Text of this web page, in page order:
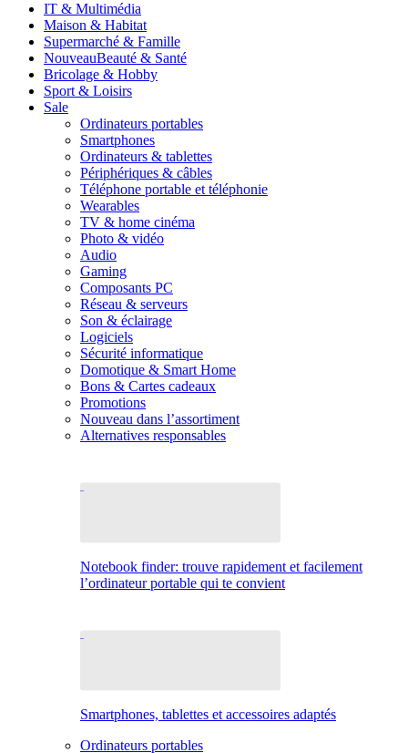
IT & Multimédia
Maison & Habitat
Supermarché & Famille
NouveauBeauté & Santé
Bricolage & Hobby
Sport & Loisirs
Sale
Ordinateurs portables
Smartphones
Ordinateurs & tablettes
Périphériques & câbles
Téléphone portable et téléphonie
Wearables
TV & home cinéma
Photo & vidéo
Audio
Gaming
Composants PC
Réseau & serveurs
Son & éclairage
Logiciels
Sécurité informatique
Domotique & Smart Home
Bons & Cartes cadeaux
Promotions
Nouveau dans l’assortiment
Alternatives responsables
Notebook finder: trouve rapidement et facilement
l’ordinateur portable qui te convient
Smartphones, tablettes et accessoires adaptés
Ordinateurs portables